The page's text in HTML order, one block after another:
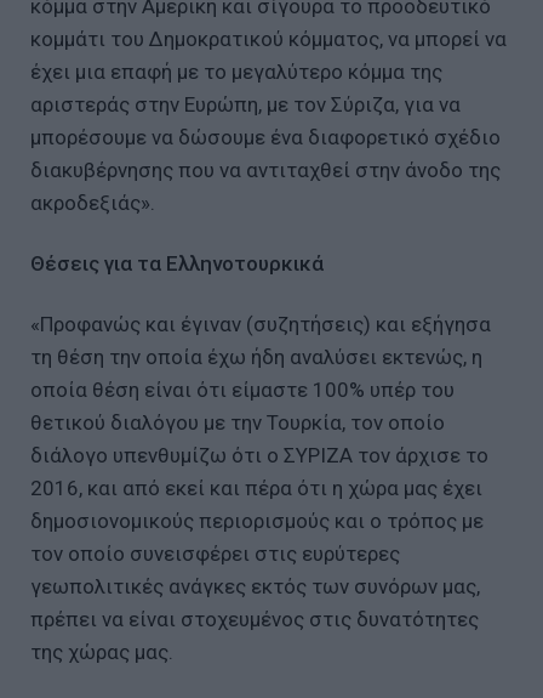
κόμμα στην Αμερική και σίγουρα το προοδευτικό
κομμάτι του Δημοκρατικού κόμματος, να μπορεί να
έχει μια επαφή με το μεγαλύτερο κόμμα της
αριστεράς στην Ευρώπη, με τον Σύριζα, για να
μπορέσουμε να δώσουμε ένα διαφορετικό σχέδιο
διακυβέρνησης που να αντιταχθεί στην άνοδο της
ακροδεξιάς».
Θέσεις για τα Ελληνοτουρκικά
«Προφανώς και έγιναν (συζητήσεις) και εξήγησα
τη θέση την οποία έχω ήδη αναλύσει εκτενώς, η
οποία θέση είναι ότι είμαστε 100% υπέρ του
θετικού διαλόγου με την Τουρκία, τον οποίο
διάλογο υπενθυμίζω ότι ο ΣΥΡΙΖΑ τον άρχισε το
2016, και από εκεί και πέρα ότι η χώρα μας έχει
δημοσιονομικούς περιορισμούς και ο τρόπος με
τον οποίο συνεισφέρει στις ευρύτερες
γεωπολιτικές ανάγκες εκτός των συνόρων μας,
πρέπει να είναι στοχευμένος στις δυνατότητες
της χώρας μας.